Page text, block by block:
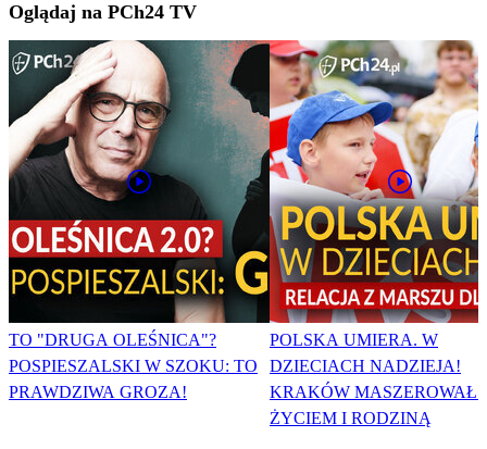
Oglądaj na PCh24 TV
TO "DRUGA OLEŚNICA"?
POSPIESZALSKI W SZOKU: TO
PRAWDZIWA GROZA!
POLSKA UMIERA. W
DZIECIACH NADZIEJA!
KRAKÓW MASZEROWAŁ
ŻYCIEM I RODZINĄ